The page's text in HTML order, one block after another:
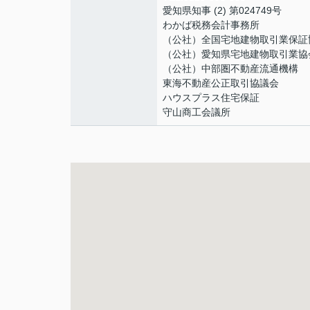
愛知県知事 (2) 第024749号
わかば税務会計事務所
（公社）全国宅地建物取引業保証
（公社）愛知県宅地建物取引業協
（公社）中部圏不動産流通機構
東海不動産公正取引協議会
ハウスプラス住宅保証
守山商工会議所